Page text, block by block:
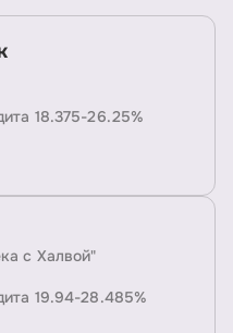
18.375-26.25%
с Халвой"
19.94-28.485%